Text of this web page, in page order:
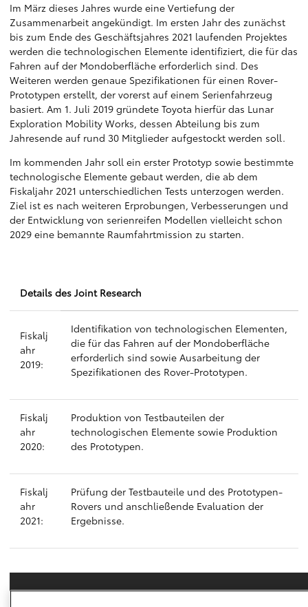
Im März dieses Jahres wurde eine Vertiefung der
Zusammenarbeit angekündigt. Im ersten Jahr des zunächst
bis zum Ende des Geschäftsjahres 2021 laufenden Projektes
werden die technologischen Elemente identifiziert, die für das
Fahren auf der Mondoberfläche erforderlich sind. Des
Weiteren werden genaue Spezifikationen für einen Rover-
Prototypen erstellt, der vorerst auf einem Serienfahrzeug
basiert. Am 1. Juli 2019 gründete Toyota hierfür das Lunar
Exploration Mobility Works, dessen Abteilung bis zum
Jahresende auf rund 30 Mitglieder aufgestockt werden soll.
Im kommenden Jahr soll ein erster Prototyp sowie bestimmte
technologische Elemente gebaut werden, die ab dem
Fiskaljahr 2021 unterschiedlichen Tests unterzogen werden.
Ziel ist es nach weiteren Erprobungen, Verbesserungen und
der Entwicklung von serienreifen Modellen vielleicht schon
2029 eine bemannte Raumfahrtmission zu starten.
Details des Joint Research
Fiskalj
ahr
2019:
Identifikation von technologischen Elementen,
die für das Fahren auf der Mondoberfläche
erforderlich sind sowie Ausarbeitung der
Spezifikationen des Rover-Prototypen.
Fiskalj
ahr
2020:
Produktion von Testbauteilen der
technologischen Elemente sowie Produktion
des Prototypen.
Fiskalj
ahr
2021:
Prüfung der Testbauteile und des Prototypen-
Rovers und anschließende Evaluation der
Ergebnisse.